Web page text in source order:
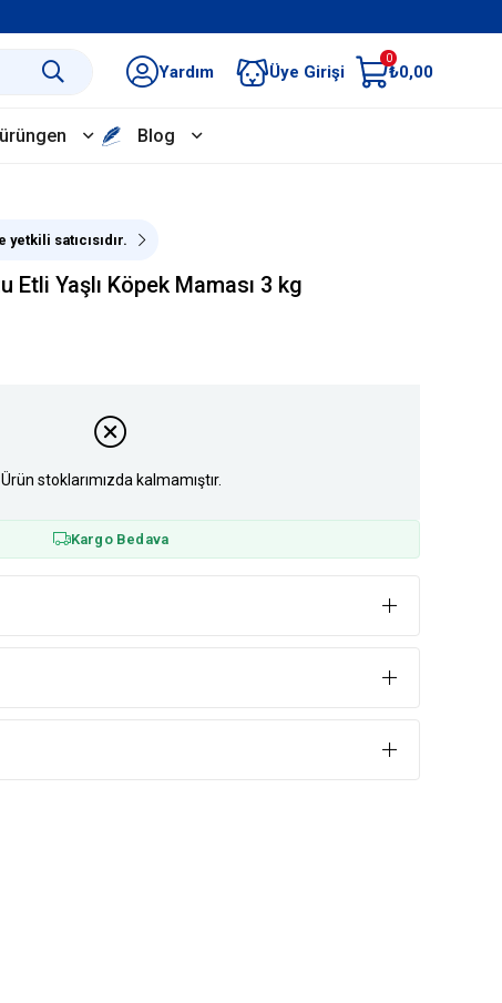
Yardım Üye Girişi
0
₺0,00
Blog
satıcısıdır.
Etli Yaşlı Köpek Maması 3 kg
Ürün stoklarımızda kalmamıştır.
Kargo Bedava